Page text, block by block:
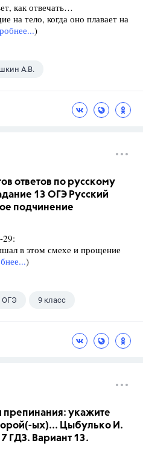
как отвечать…
на тело, когда оно плавает на
)
А.В.
ответов по русскому
13 ОГЭ Русский
подчинение
в этом смехе и прощение
)
ОГЭ 9 класс
препинания: укажите
ых)... Цыбулько И.
ГДЗ. Вариант 13.